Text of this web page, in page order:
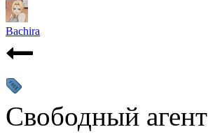
Bachira
Свободный агент